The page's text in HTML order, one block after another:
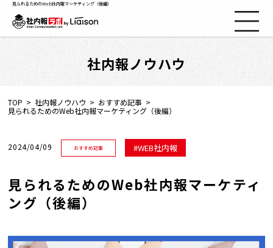
社内報ノウハウ
セミナー情報
Web社内報
動画コーナー
支援実績
見られるためのWeb社内報マーケティング（後編）
社内報ノウハウ
TOP 社内報ノウハウ
おすすめ記事
見られるためのWeb社内報マーケティング（後編）
2024/04/09 おすすめ記事 WEB社内報
見られるためのWeb社内報マーケティ
ング（後編）